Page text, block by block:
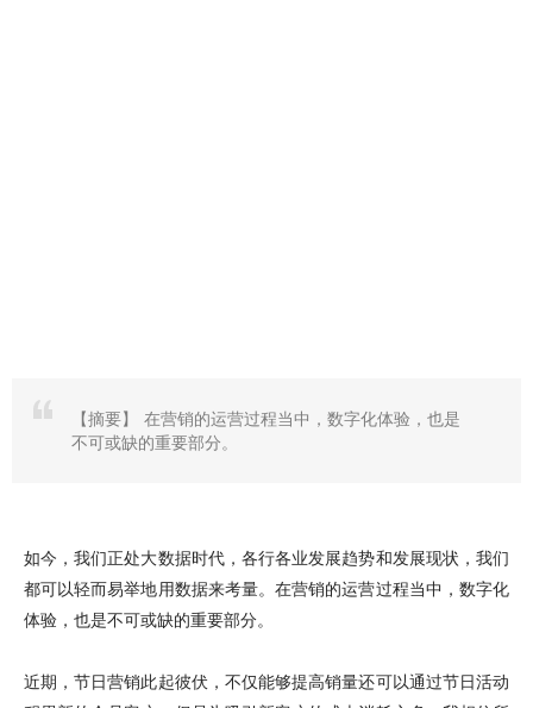
【摘要】
在营销的运营过程当中，数字化体验，也是
不可或缺的重要部分。
如今，我们正处大数据时代，各行各业发展趋势和发展现状，我们
都可以轻而易举地用数据来考量。在营销的运营过程当中，数字化
体验，也是不可或缺的重要部分。
近期，节日营销此起彼伏，不仅能够提高销量还可以通过节日活动